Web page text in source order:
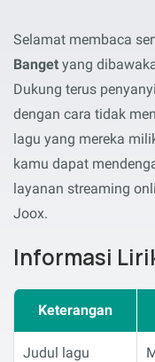
Selamat membaca
Banget yang
Dukung terus
dengan cara tidak
lagu yang mereka
kamu dapat
layanan streaming
Joox.
Informasi
Keterangan
Judul lagu